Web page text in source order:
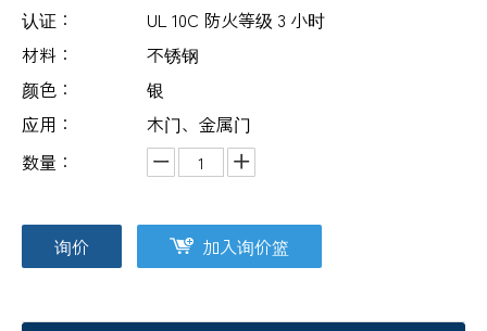
认证：
UL 10C 防火等级 3 小时
材料：
不锈钢
颜色：
银
应用：
木门、金属门
数量：
询价 加入询价篮